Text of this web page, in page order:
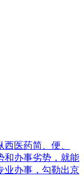
医药简、便、
和办事劣势，就能
业办事，勾勒出京